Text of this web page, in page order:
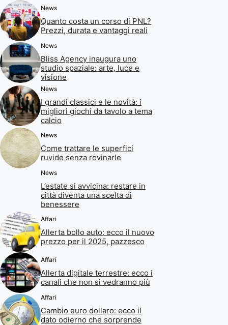
News
Quanto costa un corso di PNL?
Prezzi, durata e vantaggi reali
News
Bliss Agency inaugura uno
studio spaziale: arte, luce e
visione
News
I grandi classici e le novità: i
migliori giochi da tavolo a tema
calcio
News
Come trattare le superfici
ruvide senza rovinarle
News
L’estate si avvicina: restare in
città diventa una scelta di
benessere
Affari
Allerta bollo auto: ecco il nuovo
prezzo per il 2025, pazzesco
Affari
Allerta digitale terrestre: ecco i
canali che non si vedranno più
Affari
Cambio euro dollaro: ecco il
dato odierno che sorprende